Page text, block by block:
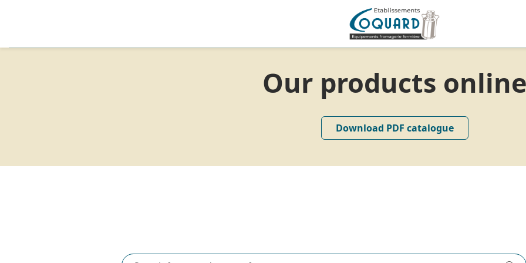
Our products
Download PDF catalogue